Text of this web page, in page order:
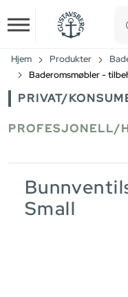
Skip to main content
Hjem Produkter
Baderomsmøbler -
PRIVAT/
PROFESJONELL/
Small